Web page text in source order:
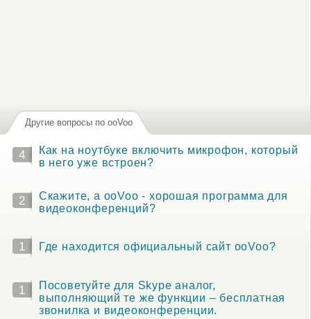
Другие вопросы по ooVoo
4
Как на ноутбуке включить микрофон, который
в него уже встроен?
2
Скажите, а ooVoo - хорошая программа для
видеоконференций?
1 Где находится официальный сайт ooVoo?
1
Посоветуйте для Skype аналог,
выполняющий те же функции – бесплатная
звонилка и видеоконференции.